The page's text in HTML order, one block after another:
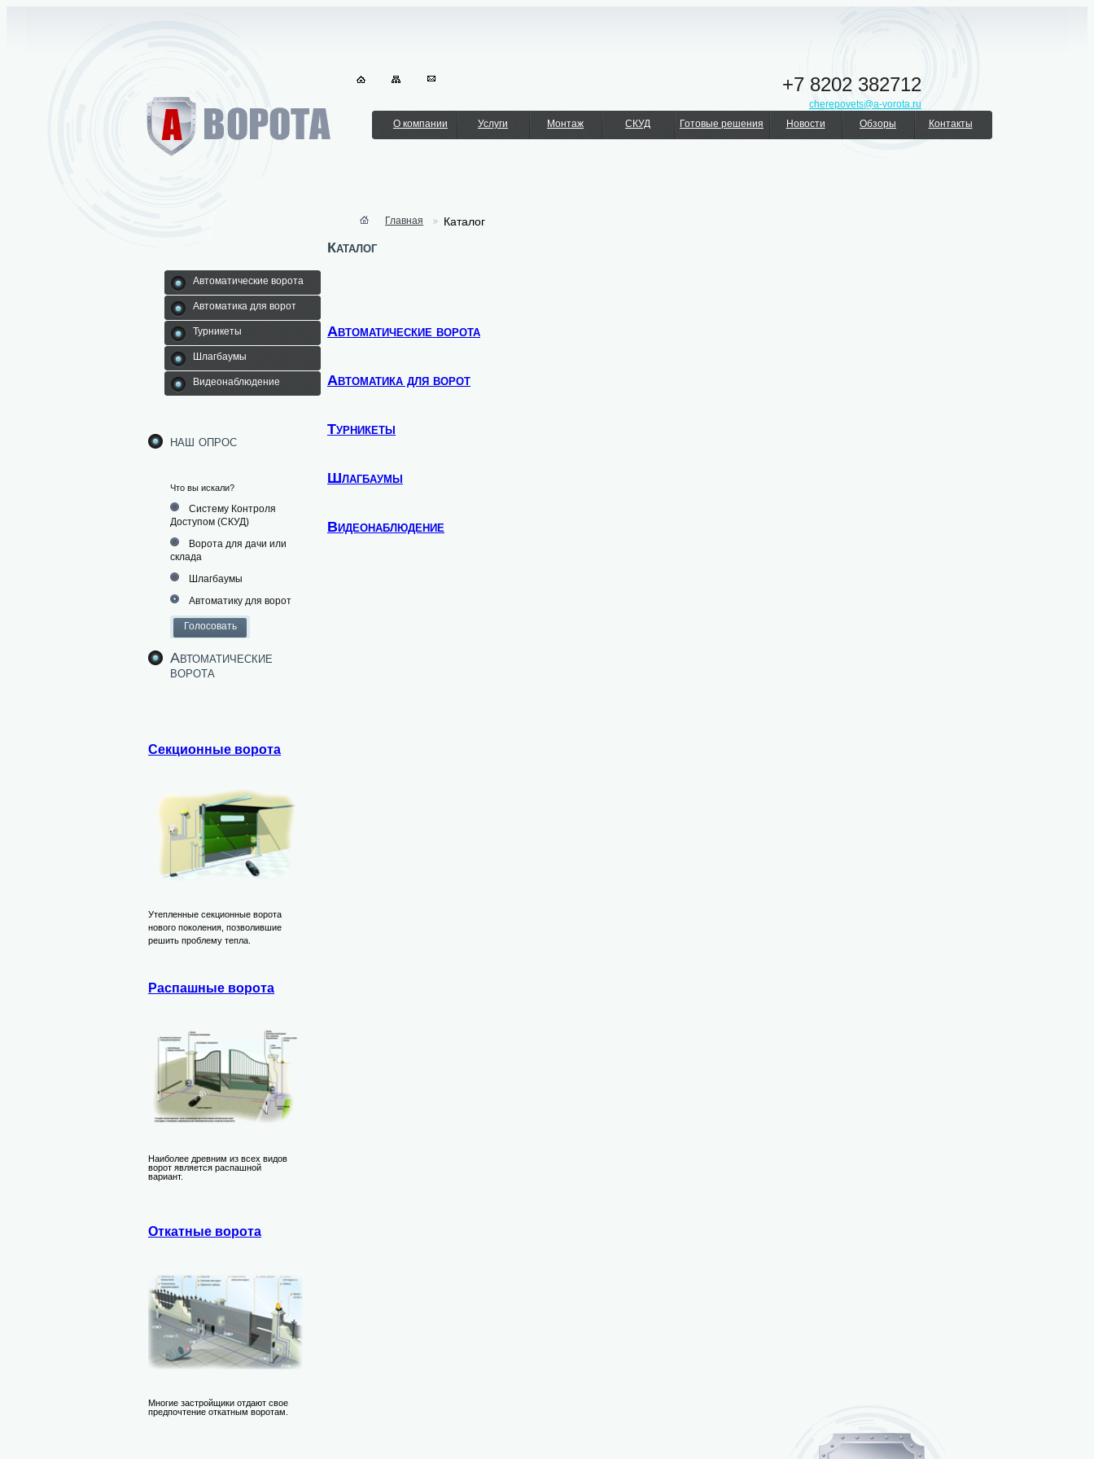
+7 8202 382712
cherepovets@a-vorota.ru
О компании
Услуги Монтаж СКУД Готовые решения Новости Обзоры Контакты
Автоматические ворота
Автоматика для ворот
Турникеты
Шлагбаумы
Видеонаблюдение
наш опрос
Что вы искали?
Систему Контроля
Доступом (СКУД)
Ворота для дачи или
склада
Шлагбаумы
Автоматику для ворот
Автоматические
ворота
Секционные ворота
Утепленные секционные ворота
нового поколения, позволившие
решить проблему тепла.
Распашные ворота
Наиболее древним из всех видов
ворот является распашной
вариант.
Откатные ворота
Многие застройщики отдают свое
предпочтение откатным воротам.
Главная Каталог
Каталог
Автоматические ворота
Автоматика для ворот
Турникеты
Шлагбаумы
Видеонаблюдение